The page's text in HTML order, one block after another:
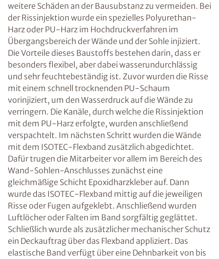
weitere Schäden an der Bausubstanz zu vermeiden. Bei
der Rissinjektion wurde ein spezielles Polyurethan-
Harz oder PU-Harz im Hochdruckverfahren im
Übergangsbereich der Wände und der Sohle injiziert.
Die Vorteile dieses Baustoffs bestehen darin, dass er
besonders flexibel, aber dabei wasserundurchlässig
und sehr feuchtebeständig ist. Zuvor wurden die Risse
mit einem schnell trocknenden PU-Schaum
vorinjiziert, um den Wasserdruck auf die Wände zu
verringern. Die Kanäle, durch welche die Rissinjektion
mit dem PU-Harz erfolgte, wurden anschließend
verspachtelt. Im nächsten Schritt wurden die Wände
mit dem ISOTEC-Flexband zusätzlich abgedichtet.
Dafür trugen die Mitarbeiter vor allem im Bereich des
Wand-Sohlen-Anschlusses zunächst eine
gleichmäßige Schicht Epoxidharzkleber auf. Dann
wurde das ISOTEC-Flexband mittig auf die jeweiligen
Risse oder Fugen aufgeklebt. Anschließend wurden
Luftlöcher oder Falten im Band sorgfältig geglättet.
Schließlich wurde als zusätzlicher mechanischer Schutz
ein Deckauftrag über das Flexband appliziert. Das
elastische Band verfügt über eine Dehnbarkeit von bis